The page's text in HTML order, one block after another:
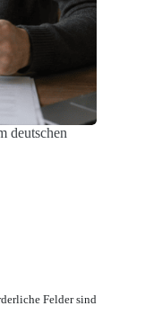
deutschen
Felder sind